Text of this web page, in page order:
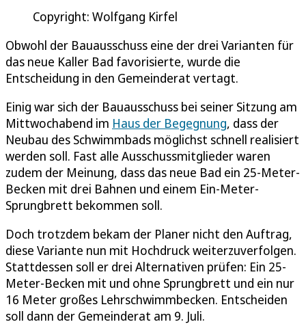
Copyright: Wolfgang Kirfel
Obwohl der Bauausschuss eine der drei Varianten für
das neue Kaller Bad favorisierte, wurde die
Entscheidung in den Gemeinderat vertagt.
Einig war sich der Bauausschuss bei seiner Sitzung am
Mittwochabend im Haus der Begegnung, dass der
Neubau des Schwimmbads möglichst schnell realisiert
werden soll. Fast alle Ausschussmitglieder waren
zudem der Meinung, dass das neue Bad ein 25-Meter-
Becken mit drei Bahnen und einem Ein-Meter-
Sprungbrett bekommen soll.
Doch trotzdem bekam der Planer nicht den Auftrag,
diese Variante nun mit Hochdruck weiterzuverfolgen.
Stattdessen soll er drei Alternativen prüfen: Ein 25-
Meter-Becken mit und ohne Sprungbrett und ein nur
16 Meter großes Lehrschwimmbecken. Entscheiden
soll dann der Gemeinderat am 9. Juli.